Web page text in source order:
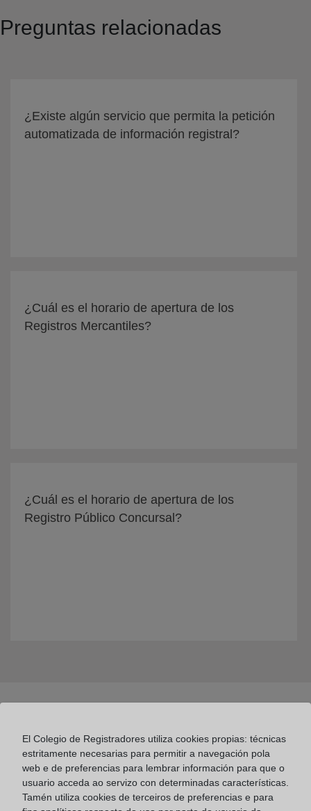
Preguntas relacionadas
¿Existe algún servicio que permita la petición
automatizada de información registral?
¿Cuál es el horario de apertura de los
Registros Mercantiles?
¿Cuál es el horario de apertura de los
Registro Público Concursal?
Colegio de Registradores
El Colegio de Registradores utiliza cookies propias: técnicas
estritamente necesarias para permitir a navegación pola
web e de preferencias para lembrar información para que o
usuario acceda ao servizo con determinadas características.
Tamén utiliza cookies de terceiros de preferencias e para